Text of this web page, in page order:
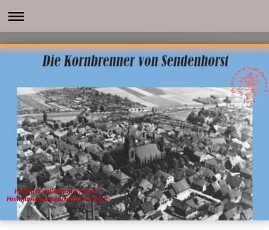
Herzlich willkommen beim
Heimatverein Sendenhorst e.V. !